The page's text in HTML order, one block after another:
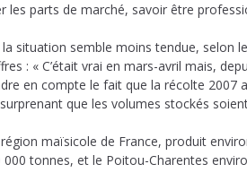
les parts de marché, savoir être
situation semble moins tendue, selon
: « C’était vrai en mars-avril mais,
en compte le fait que la récolte 2007
que les volumes stockés
région maïsicole de France, produit
000 tonnes, et le Poitou-Charentes